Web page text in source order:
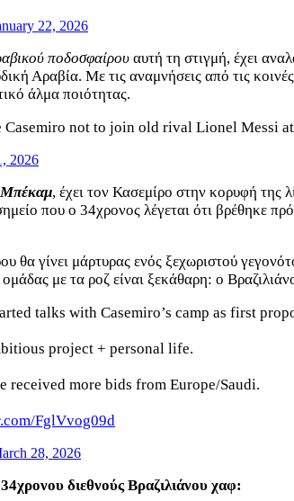
22, 2026
ποδοσφαίρου αυτή τη στιγμή, έχει
Αραβία. Με τις αναμνήσεις από τις
άλμα ποιότητας.
not to join old rival Lionel Messi
2026
Μπέκαμ, έχει τον Κασεμίρο στην κορυφή της
που ο 34χρονος λέγεται ότι βρέθηκε
γίνει μάρτυρας ενός ξεχωριστού
με τα ροζ είναι ξεκάθαρη: ο
talks with Casemiro’s camp as first
project + personal life.
received more bids from Europe/Saudi.
FglVvog09d
28, 2026
διεθνούς Βραζιλιάνου χαφ: